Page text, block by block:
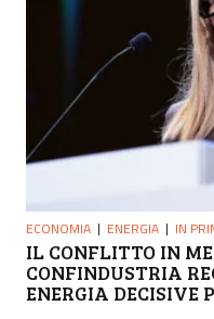
ECONOMIA ENERGIA IN
IL CONFLITTO IN
CONFINDUSTRIA
ENERGIA DECISIVE